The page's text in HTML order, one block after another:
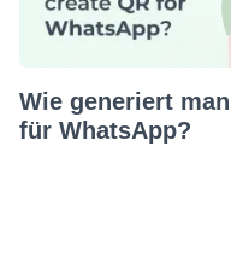
Wie generiert
für WhatsApp?